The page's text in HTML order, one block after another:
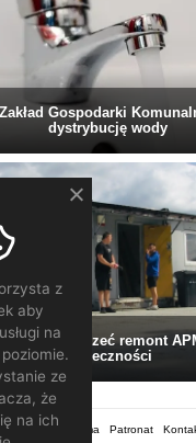
Gospodarki
dystrybucję wody
Warto wesprzeć remont
społeczności
Redakcja Reklama Patronat
z
aby
na
ze
że
na ich